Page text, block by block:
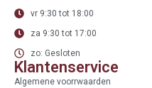
vr 9:30 tot 18:00
za 9:30 tot 17:00
zo: Gesloten
Klantenservice
Algemene voorrwaarden